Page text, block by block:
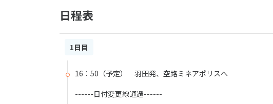
日程表
1日目
16：50（予定） 羽田発、空路ミネアポリスへ
------日付変更線通過------